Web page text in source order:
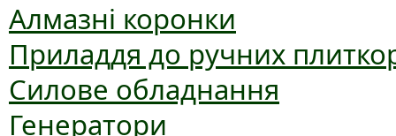
Алмазні коронки
Приладдя до ручних
Силове обладнання
Генератори